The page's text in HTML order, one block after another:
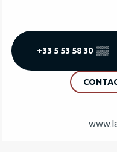
+33 5 53 58 30 ▒▒